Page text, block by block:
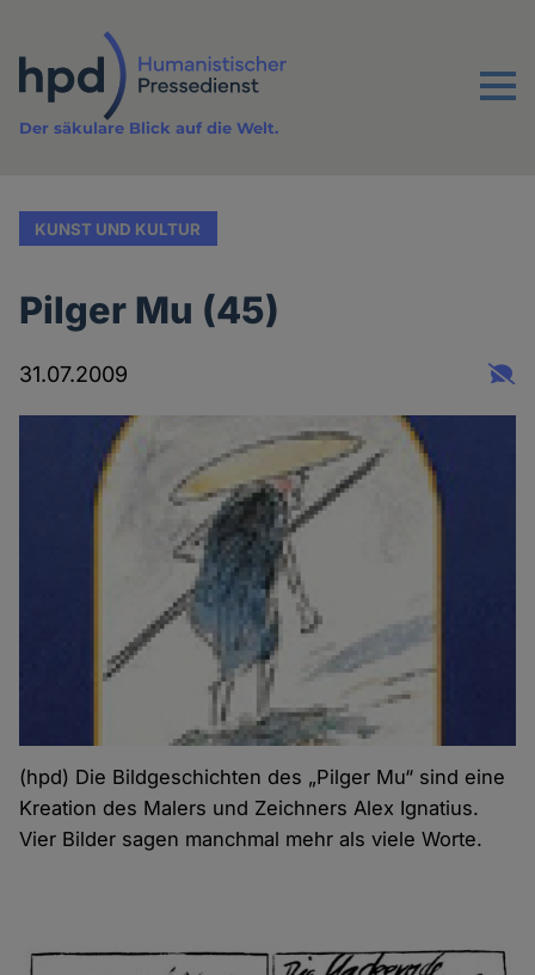
Inhalt
Menu
Der säkulare Blick auf die Welt.
KUNST UND KULTUR
Pilger Mu (45)
31.07.2009
(hpd) Die Bildgeschichten des „Pilger Mu“ sind eine
Kreation des Malers und Zeichners Alex Ignatius.
Vier Bilder sagen manchmal mehr als viele Worte.